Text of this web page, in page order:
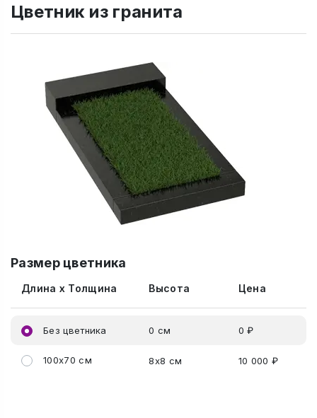
Цветник из гранита
Размер цветника
Длина x Толщина Высота Цена
Без цветника 0 см 0 ₽
100x70 см 8x8 см 10 000 ₽